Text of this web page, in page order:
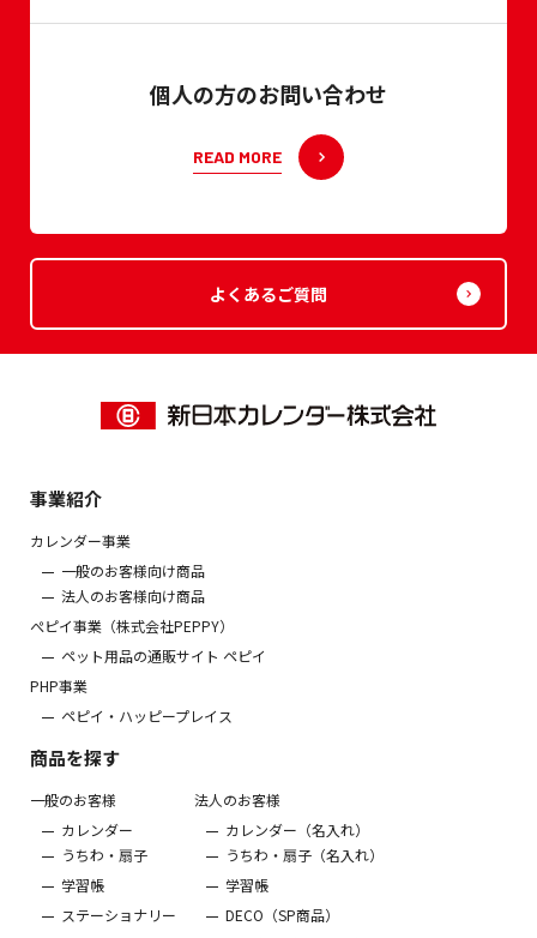
個人の方のお問い合わせ
READ MORE
よくあるご質問
事業紹介
カレンダー事業
一般のお客様向け商品
法人のお客様向け商品
ぺピイ事業（株式会社PEPPY）
ペット用品の通販サイト ペピイ
PHP事業
ペピイ・ハッピープレイス
商品を探す
一般のお客様
カレンダー
うちわ・扇子
学習帳
ステーショナリー
法人のお客様
カレンダー（名入れ）
うちわ・扇子（名入れ）
学習帳
DECO（SP商品）